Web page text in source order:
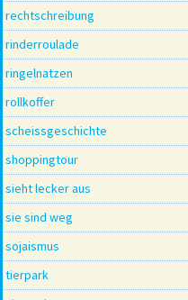
rechtschreibung
rinderroulade
ringelnatzen
rollkoffer
scheissgeschichte
shoppingtour
sieht lecker aus
sie sind weg
sojaismus
tierpark